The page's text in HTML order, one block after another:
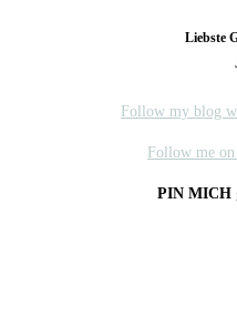
Liebste
Follow my blog
Follow me
PIN MICH